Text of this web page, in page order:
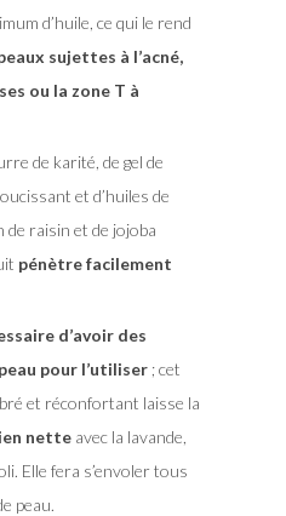
d’huile, ce qui le rend
sujettes à l’acné,
ou la zone T à
de karité, de gel de
et d’huiles de
de raisin et de jojoba
pénètre facilement
d’avoir des
pour l’utiliser; cet
et réconfortant laisse la
netteavec la lavande,
Elle fera s’envoler tous
peau.